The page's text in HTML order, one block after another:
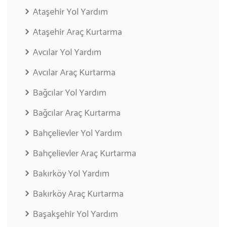
Ataşehir Yol Yardım
Ataşehir Araç Kurtarma
Avcılar Yol Yardım
Avcılar Araç Kurtarma
Bağcılar Yol Yardım
Bağcılar Araç Kurtarma
Bahçelievler Yol Yardım
Bahçelievler Araç Kurtarma
Bakırköy Yol Yardım
Bakırköy Araç Kurtarma
Başakşehir Yol Yardım